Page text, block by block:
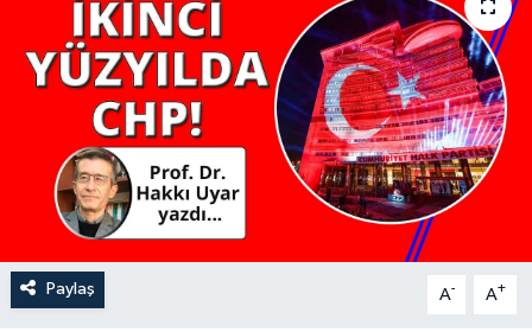
Paylaş A- A+